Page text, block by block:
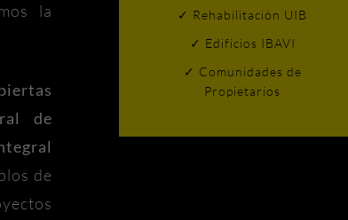
la
de
de
✓ Rehabilitación UIB
✓ Edificios IBAVI
✓ Comunidades de
Propietarios